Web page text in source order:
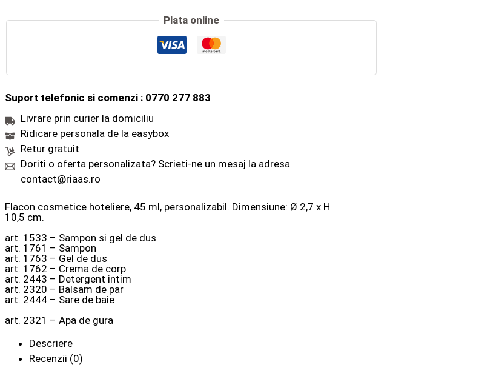
Plata online
Suport telefonic si comenzi : 0770 277 883
Livrare prin curier la domiciliu
Ridicare personala de la easybox
Retur gratuit
Doriti o oferta personalizata? Scrieti-ne un mesaj la adresa
contact@riaas.ro
Flacon cosmetice hoteliere, 45 ml, personalizabil. Dimensiune: Ø 2,7 x H
10,5 cm.
art. 1533 – Sampon si gel de dus
art. 1761 – Sampon
art. 1763 – Gel de dus
art. 1762 – Crema de corp
art. 2443 – Detergent intim
art. 2320 – Balsam de par
art. 2444 – Sare de baie
art. 2321 – Apa de gura
Descriere
Recenzii (0)